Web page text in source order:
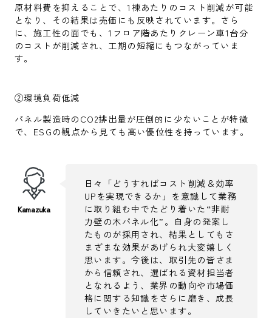
原材料費を抑えることで、1棟あたりのコスト削減が可能
となり、その結果は売価にも反映されています。さら
に、施工性の面でも、1フロア階あたりクレーン車1台分
のコストが削減され、工期の短縮にもつながっていま
す。
②環境負荷低減
パネル製造時のCO2排出量が圧倒的に少ないことが特徴
で、ESGの観点から見ても高い優位性を持っています。
日々「どうすればコスト削減＆効率
UPを実現できるか」を意識して業務
に取り組む中でたどり着いた“非耐
力壁の木パネル化”。自身の発案し
たものが採用され、結果としてもさ
まざまな効果があげられ大変嬉しく
思います。今後は、取引先の皆さま
から信頼され、選ばれる資材担当者
となれるよう、業界の動向や市場価
格に関する知識をさらに磨き、成長
していきたいと思います。